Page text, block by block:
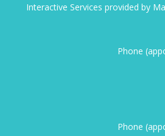
Interactive Services provided by
Phone
Phone